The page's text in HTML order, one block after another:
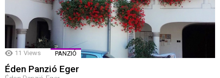
11 Views PANZIÓ
Éden Panzió Eger